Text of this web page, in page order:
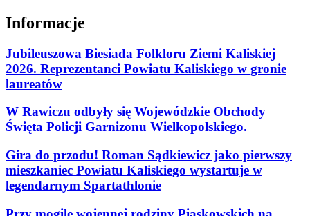
Informacje
Jubileuszowa Biesiada Folkloru Ziemi Kaliskiej
2026. Reprezentanci Powiatu Kaliskiego w gronie
laureatów
W Rawiczu odbyły się Wojewódzkie Obchody
Święta Policji Garnizonu Wielkopolskiego.
Gira do przodu! Roman Sądkiewicz jako pierwszy
mieszkaniec Powiatu Kaliskiego wystartuje w
legendarnym Spartathlonie